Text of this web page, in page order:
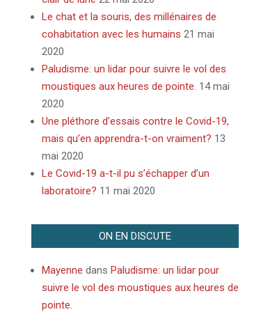
Le chat et la souris, des millénaires de
cohabitation avec les humains 21 mai
2020
Paludisme: un lidar pour suivre le vol des
moustiques aux heures de pointe. 14 mai
2020
Une pléthore d’essais contre le Covid-19,
mais qu’en apprendra-t-on vraiment? 13
mai 2020
Le Covid-19 a-t-il pu s’échapper d’un
laboratoire? 11 mai 2020
ON EN DISCUTE
Mayenne dans Paludisme: un lidar pour
suivre le vol des moustiques aux heures de
pointe.